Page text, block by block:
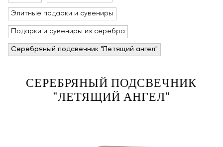
Элитные подарки и сувениры
Подарки и сувениры из серебра
Серебряный подсвечник "Летящий ангел"
СЕРЕБРЯНЫЙ ПОДСВЕЧНИК
"ЛЕТЯЩИЙ АНГЕЛ"